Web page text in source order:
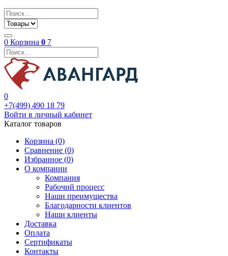
0 Корзина 0 7
0
+7(499) 490 18 79
Войти в личный кабинет
Каталог товаров
Корзина (0)
Сравнение (0)
Избранное (0)
О компании
Компания
Рабочий процесс
Наши преимущества
Благодарности клиентов
Наши клиенты
Доставка
Оплата
Сертификаты
Контакты